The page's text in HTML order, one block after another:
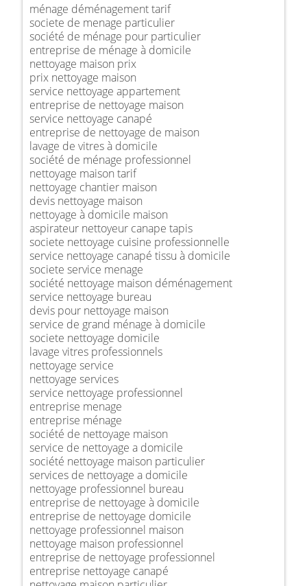
ménage déménagement tarif
societe de menage particulier
société de ménage pour particulier
entreprise de ménage à domicile
nettoyage maison prix
prix nettoyage maison
service nettoyage appartement
entreprise de nettoyage maison
service nettoyage canapé
entreprise de nettoyage de maison
lavage de vitres à domicile
société de ménage professionnel
nettoyage maison tarif
nettoyage chantier maison
devis nettoyage maison
nettoyage à domicile maison
aspirateur nettoyeur canape tapis
societe nettoyage cuisine professionnelle
service nettoyage canapé tissu à domicile
societe service menage
société nettoyage maison déménagement
service nettoyage bureau
devis pour nettoyage maison
service de grand ménage à domicile
societe nettoyage domicile
lavage vitres professionnels
nettoyage service
nettoyage services
service nettoyage professionnel
entreprise menage
entreprise ménage
société de nettoyage maison
service de nettoyage a domicile
société nettoyage maison particulier
services de nettoyage a domicile
nettoyage professionnel bureau
entreprise de nettoyage à domicile
entreprise de nettoyage domicile
nettoyage professionnel maison
nettoyage maison professionnel
entreprise de nettoyage professionnel
entreprise nettoyage canapé